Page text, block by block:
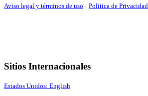
Aviso legal y términos de uso | Política de Privacidad
Sitios Internacionales
Estados Unidos: English